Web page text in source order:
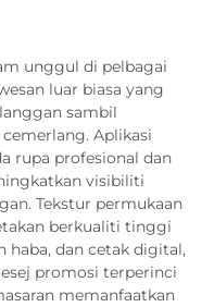
unggul di pelbagai
luar biasa yang
sambil
Aplikasi
rupa profesional dan
visibiliti
Tekstur permukaan
berkualiti tinggi
haba, dan cetak digital,
promosi terperinci
memanfaatkan